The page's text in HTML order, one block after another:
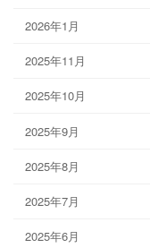
2026年1月
2025年11月
2025年10月
2025年9月
2025年8月
2025年7月
2025年6月